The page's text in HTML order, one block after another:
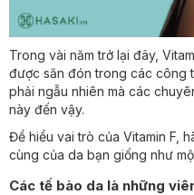
Trong vài năm trở lại đây,
được săn đón trong các công
phải ngẫu nhiên mà các
này đến vậy.
Để hiểu vai trò của Vitamin F,
cùng của da bạn giống như
Các tế bào da là những